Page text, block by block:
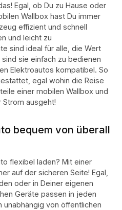
Egal, ob Du zu Hause oder
Wallbox hast Du immer
effizient und schnell
und leicht zu
sind ideal für alle, die Wert
sie einfach zu bedienen
Elektroautos kompatibel. So
egal wohin die Reise
einer mobilen Wallbox und
Strom ausgeht!
bequem von überall
flexibel laden? Mit einer
auf der sicheren Seite! Egal,
oder in Deiner eigenen
Geräte passen in jeden
unabhängig von öffentlichen